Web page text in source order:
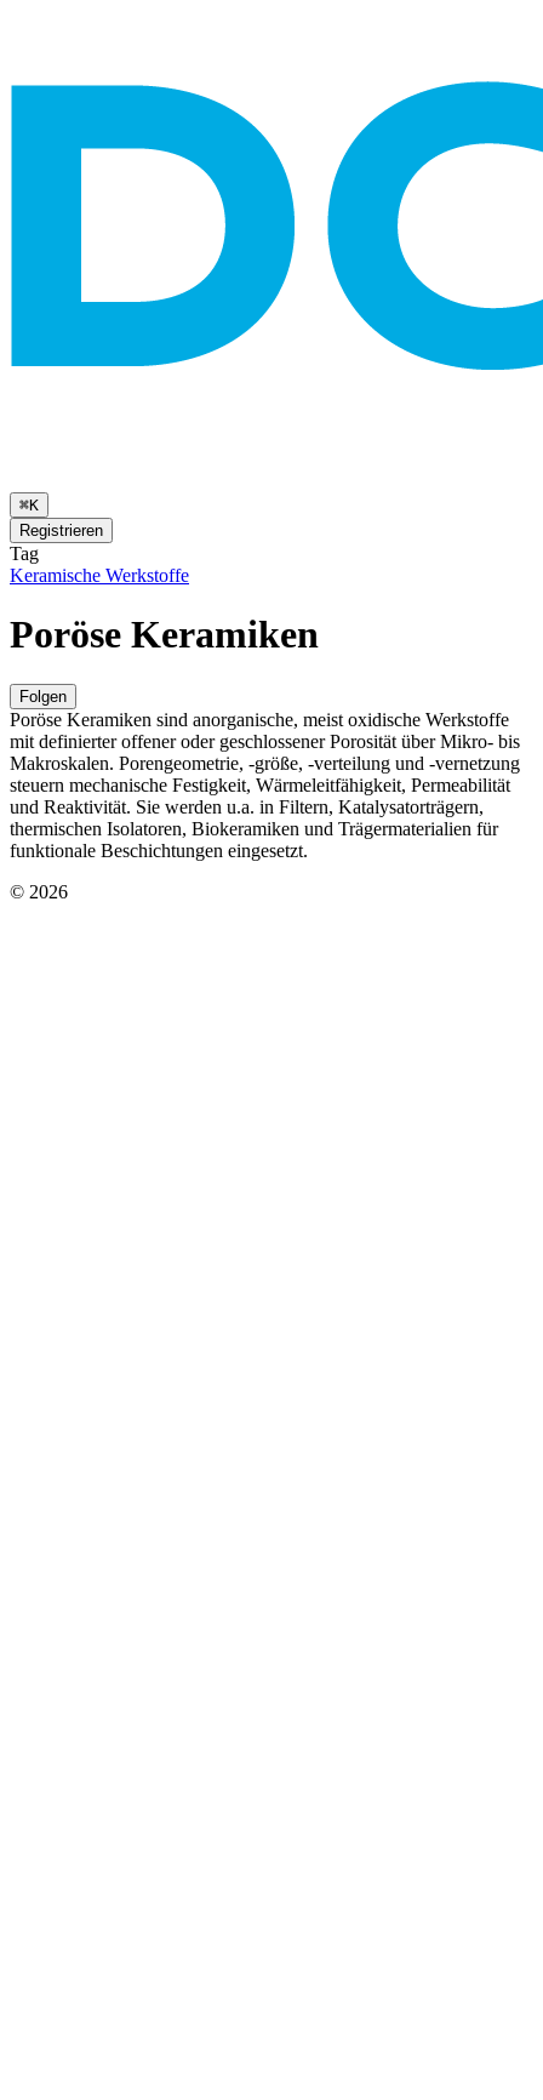
⌘K
Registrieren
Tag
Keramische Werkstoffe
Poröse Keramiken
Folgen
Poröse Keramiken sind anorganische, meist oxidische Werkstoffe
mit definierter offener oder geschlossener Porosität über Mikro- bis
Makroskalen. Porengeometrie, -größe, -verteilung und -vernetzung
steuern mechanische Festigkeit, Wärmeleitfähigkeit, Permeabilität
und Reaktivität. Sie werden u.a. in Filtern, Katalysatorträgern,
thermischen Isolatoren, Biokeramiken und Trägermaterialien für
funktionale Beschichtungen eingesetzt.
© 2026